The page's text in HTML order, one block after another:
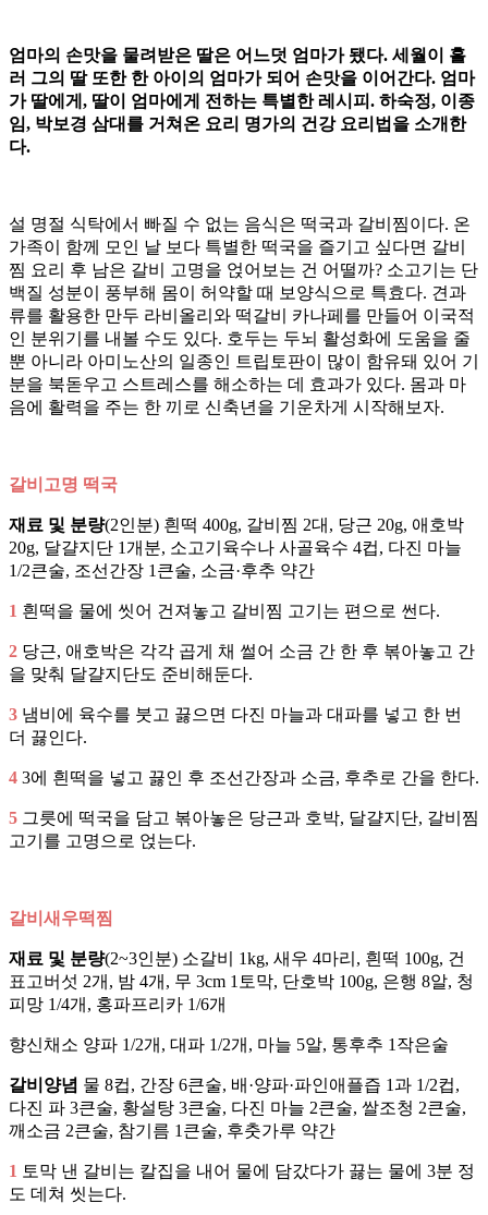
엄마의 손맛을 물려받은 딸은 어느덧 엄마가 됐다. 세월이 흘
러 그의 딸 또한 한 아이의 엄마가 되어 손맛을 이어간다. 엄마
가 딸에게, 딸이 엄마에게 전하는 특별한 레시피. 하숙정, 이종
임, 박보경 삼대를 거쳐온 요리 명가의 건강 요리법을 소개한
다.
설 명절 식탁에서 빠질 수 없는 음식은 떡국과 갈비찜이다. 온
가족이 함께 모인 날 보다 특별한 떡국을 즐기고 싶다면 갈비
찜 요리 후 남은 갈비 고명을 얹어보는 건 어떨까? 소고기는 단
백질 성분이 풍부해 몸이 허약할 때 보양식으로 특효다. 견과
류를 활용한 만두 라비올리와 떡갈비 카나페를 만들어 이국적
인 분위기를 내볼 수도 있다. 호두는 두뇌 활성화에 도움을 줄
뿐 아니라 아미노산의 일종인 트립토판이 많이 함유돼 있어 기
분을 북돋우고 스트레스를 해소하는 데 효과가 있다. 몸과 마
음에 활력을 주는 한 끼로 신축년을 기운차게 시작해보자.
갈비고명 떡국
재료 및 분량(2인분) 흰떡 400g, 갈비찜 2대, 당근 20g, 애호박
20g, 달걀지단 1개분, 소고기육수나 사골육수 4컵, 다진 마늘
1/2큰술, 조선간장 1큰술, 소금·후추 약간
1 흰떡을 물에 씻어 건져놓고 갈비찜 고기는 편으로 썬다.
2 당근, 애호박은 각각 곱게 채 썰어 소금 간 한 후 볶아놓고 간
을 맞춰 달걀지단도 준비해둔다.
3 냄비에 육수를 붓고 끓으면 다진 마늘과 대파를 넣고 한 번
더 끓인다.
4 3에 흰떡을 넣고 끓인 후 조선간장과 소금, 후추로 간을 한다.
5 그릇에 떡국을 담고 볶아놓은 당근과 호박, 달걀지단, 갈비찜
고기를 고명으로 얹는다.
갈비새우떡찜
재료 및 분량(2~3인분) 소갈비 1kg, 새우 4마리, 흰떡 100g, 건
표고버섯 2개, 밤 4개, 무 3cm 1토막, 단호박 100g, 은행 8알, 청
피망 1/4개, 홍파프리카 1/6개
향신채소 양파 1/2개, 대파 1/2개, 마늘 5알, 통후추 1작은술
갈비양념 물 8컵, 간장 6큰술, 배·양파·파인애플즙 1과 1/2컵,
다진 파 3큰술, 황설탕 3큰술, 다진 마늘 2큰술, 쌀조청 2큰술,
깨소금 2큰술, 참기름 1큰술, 후춧가루 약간
1 토막 낸 갈비는 칼집을 내어 물에 담갔다가 끓는 물에 3분 정
도 데쳐 씻는다.